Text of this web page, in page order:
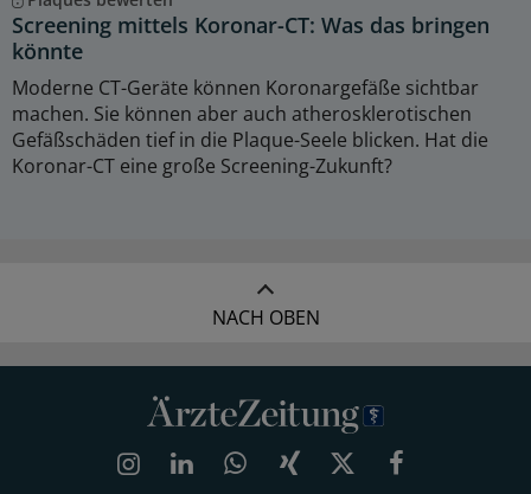
Screening mittels Koronar-CT: Was das bringen
könnte
Moderne CT-Geräte können Koronargefäße sichtbar
machen. Sie können aber auch atherosklerotischen
Gefäßschäden tief in die Plaque-Seele blicken. Hat die
Koronar-CT eine große Screening-Zukunft?
NACH OBEN